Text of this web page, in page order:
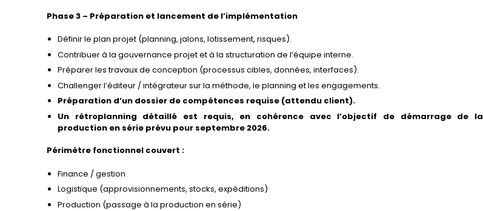
Phase 3 – Préparation et lancement de l’implémentation
Définir le plan projet (planning, jalons, lotissement, risques).
Contribuer à la gouvernance projet et à la structuration de l’équipe interne.
Préparer les travaux de conception (processus cibles, données, interfaces).
Challenger l’éditeur / intégrateur sur la méthode, le planning et les engagements.
Préparation d’un dossier de compétences requise (attendu client).
Un rétroplanning détaillé est requis, en cohérence avec l’objectif de démarrage de la
production en série prévu pour septembre 2026.
Périmètre fonctionnel couvert :
Finance / gestion
Logistique (approvisionnements, stocks, expéditions)
Production (passage à la production en série)